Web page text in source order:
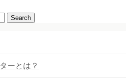
ーとは？